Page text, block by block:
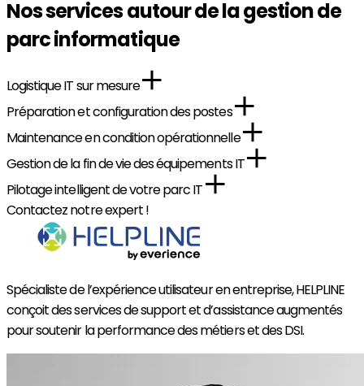
Nos services autour de la gestion de
parc informatique
Logistique IT sur mesure
Préparation et configuration des postes
Maintenance en condition opérationnelle
Gestion de la fin de vie des équipements IT
Pilotage intelligent de votre parc IT
Contactez notre expert !
Spécialiste de l’expérience utilisateur en entreprise, HELPLINE
conçoit des services de support et d’assistance augmentés
pour soutenir la performance des métiers et des DSI.